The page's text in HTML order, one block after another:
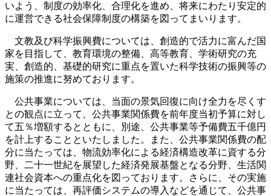
いよう、制度の効率化、合理化を進め、将来にわたり安定的
に運営できる社会保障制度の構築を図ってまいります。
文教及び科学振興費については、創造的で活力に富んだ国
家を目指して、教育環境の整備、高等教育、学術研究の充
実、創造的、基礎的研究に重点を置いた科学技術の振興等の
施策の推進に努めております。
公共事業については、当面の景気回復に向け全力を尽くす
との観点に立って、公共事業関係費を前年度当初予算に対し
て五％増額するとともに、別途、公共事業等予備費五千億円
を計上することといたしました。また、公共事業関係費の配
分に当たっては、物流効率化による経済構造改革に資する分
野、二十一世紀を展望した経済発展基盤となる分野、生活関
連社会資本への重点化を図っております。さらに、その実施
に当たっては、再評価システムの導入などを通じて、公共事